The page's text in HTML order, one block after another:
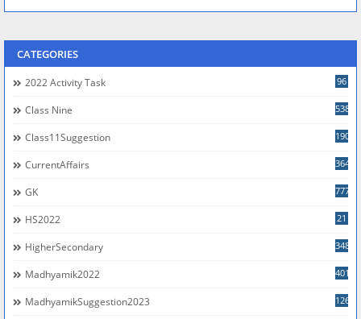
CATEGORIES
2022 Activity Task 96
Class Nine 538
Class11Suggestion 190
CurrentAffairs 364
GK 777
HS2022 21
HigherSecondary 348
Madhyamik2022 401
MadhyamikSuggestion2023 126